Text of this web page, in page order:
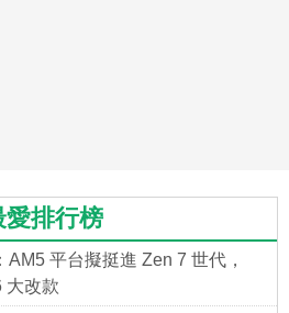
愛排行榜
平台擬挺進 Zen 7 世代，
大改款